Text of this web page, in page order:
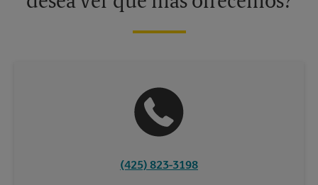
(425) 823-3198